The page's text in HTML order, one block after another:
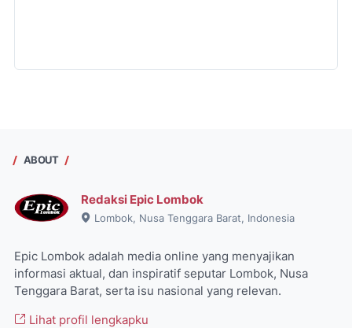
ABOUT
Redaksi Epic Lombok
Lombok, Nusa Tenggara Barat, Indonesia
Epic Lombok adalah media online yang menyajikan
informasi aktual, dan inspiratif seputar Lombok, Nusa
Tenggara Barat, serta isu nasional yang relevan.
Lihat profil lengkapku